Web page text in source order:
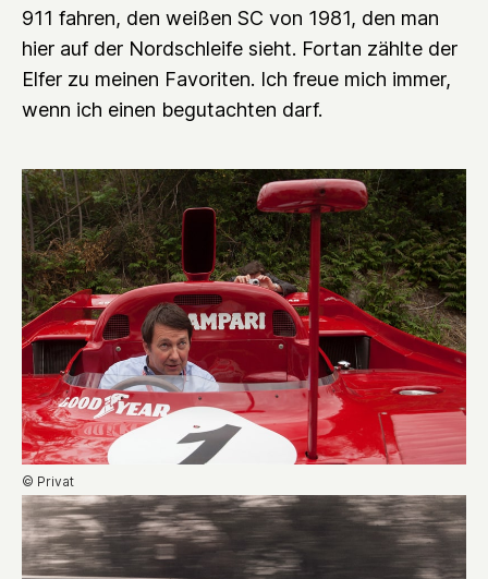
911 fahren, den weißen SC von 1981, den man
hier auf der Nordschleife sieht. Fortan zählte der
Elfer zu meinen Favoriten. Ich freue mich immer,
wenn ich einen begutachten darf.
© Privat